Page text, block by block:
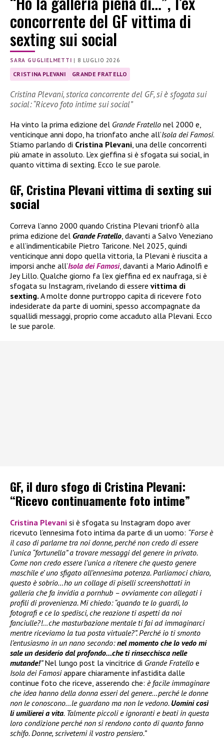
concorrente del GF vittima di
sexting sui social
SARA GUGLIELMETTI | 8 LUGLIO 2026
CRISTINA PLEVANI GRANDE FRATELLO
Cristina Plevani, storica concorrente del GF, si è sfogata sui
social: “Ricevo foto intime sui social”
Ha vinto la prima edizione del Grande Fratello nel 2000 e,
venticinque anni dopo, ha trionfato anche all’Isola dei Famosi.
Stiamo parlando di Cristina Plevani , una delle concorrenti
più amate in assoluto. L’ex gieffina si è sfogata sui social, in
quanto vittima di sexting. Ecco le sue parole.
GF, Cristina Plevani vittima di sexting sui
social
Correva l’anno 2000 quando Cristina Plevani trionfò alla
prima edizione del Grande Fratello , davanti a Salvo Veneziano
e all’indimenticabile Pietro Taricone. Nel 2025, quindi
venticinque anni dopo quella vittoria, la Plevani è riuscita a
imporsi anche all’Isola dei Famosi, davanti a Mario Adinolfi e
Jey Lillo. Qualche giorno fa l’ex gieffina ed ex naufraga, si è
sfogata su Instagram, rivelando di essere vittima di
sexting. A molte donne purtroppo capita di ricevere foto
indesiderate da parte di uomini, spesso accompagnate da
squallidi messaggi, proprio come accaduto alla Plevani. Ecco
le sue parole.
GF, il duro sfogo di Cristina Plevani:
“Ricevo continuamente foto intime”
Cristina Plevani si è sfogata su Instagram dopo aver
ricevuto l’ennesima foto intima da parte di un uomo: “Forse è
il caso di parlarne tra noi donne, perché non credo di essere
l’unica “fortunella” a trovare messaggi del genere in privato.
Come non credo essere l’unica a ritenere che questo genere
maschile e’ uno sfigato all’ennesima potenza. Parliamoci chiaro,
questo è sobrio…ho un collage di piselli screenshottati in
galleria che fa invidia a pornhub – ovviamente con allegati i
profili di provenienza. Mi chiedo: “quando te lo guardi, lo
fotografi e ce lo spedisci, che reazione ti aspetti da noi
fanciulle?!…che masturbazione mentale ti fai ad immaginarci
mentre riceviamo la tua posta virtuale?”. Perché io ti smonto
l’entusiasmo in un nano secondo:nel momento che lo vedo mi
sale un desiderio dal profondo…che ti rinsecchisca nelle
mutande!”Nel lungo post la vincitrice di Grande Fratello e
Isola dei Famosiappare chiaramente infastidita dalle
continue foto che riceve, asserendo che: è facile immaginare
che idea hanno della donna esseri del genere…perché le donne
non le conoscono…le guardano ma non le vedono. Uomini così
li umilierei a vita. Talmente piccoli e ignoranti e beati in questa
loro condizione perché non si rendono conto di quanto fanno
schifo. Donne, scrivetemi il vostro pensiero.”